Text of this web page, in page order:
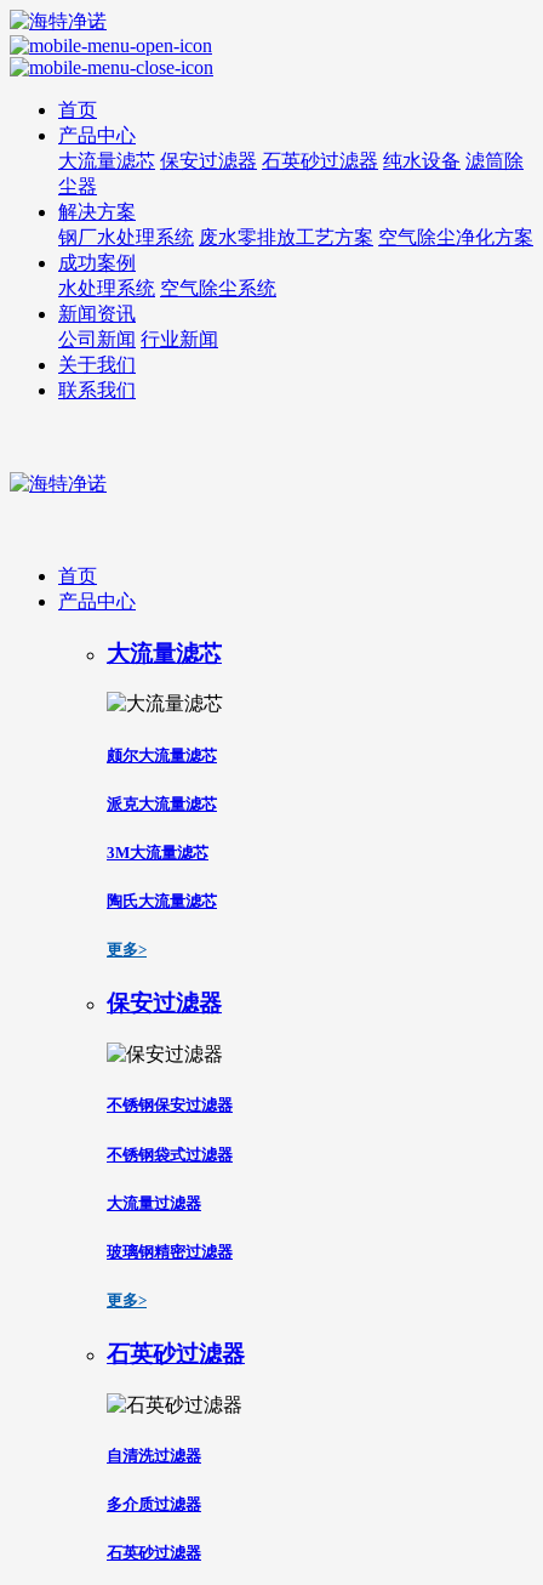
首页
产品中心
大流量滤芯 保安过滤器 石英砂过滤器 纯水设备 滤筒除
尘器
解决方案
钢厂水处理系统 废水零排放工艺方案 空气除尘净化方案
成功案例
水处理系统 空气除尘系统
新闻资讯
公司新闻 行业新闻
关于我们
联系我们
首页
产品中心
大流量滤芯
颇尔大流量滤芯
派克大流量滤芯
3M大流量滤芯
陶氏大流量滤芯
更多>
保安过滤器
不锈钢保安过滤器
不锈钢袋式过滤器
大流量过滤器
玻璃钢精密过滤器
更多>
石英砂过滤器
自清洗过滤器
多介质过滤器
石英砂过滤器